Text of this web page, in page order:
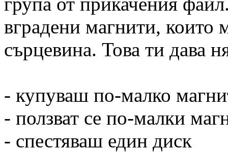
вградени магнити, които
сърцевина. Това ти дава
- купуваш по-малко
- ползват се по-малки
- спестяваш един диск